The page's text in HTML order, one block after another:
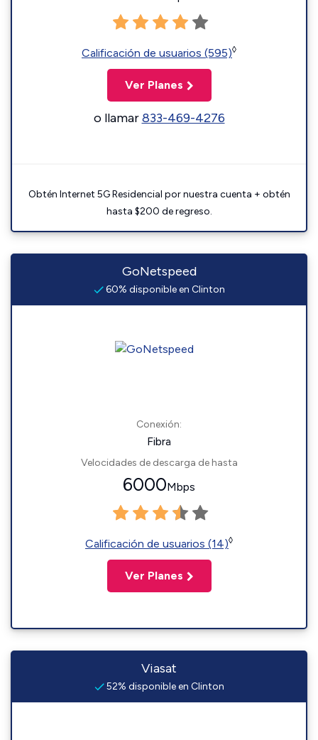
Calificación de usuarios (595)◊
Ver Planes
o llamar833-469-4276
Obtén Internet 5G Residencial por nuestra cuenta + obtén
hasta $200 de regreso.
GoNetspeed
60% disponible en Clinton
Conexión:
Fibra
Velocidades de descarga de hasta
6000Mbps
Calificación de usuarios (14)◊
Ver Planes
Viasat
52% disponible en Clinton